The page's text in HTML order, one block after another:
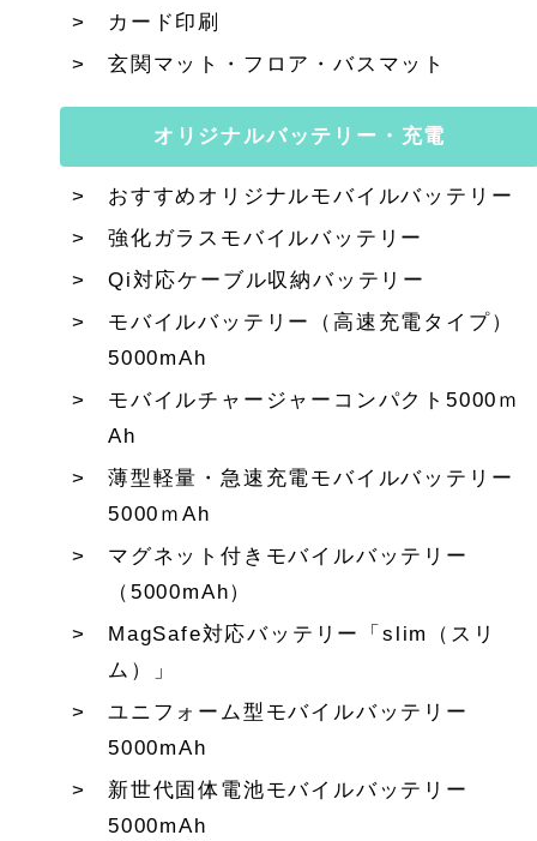
カード印刷
玄関マット・フロア・バスマット
オリジナルバッテリー・充電
おすすめオリジナルモバイルバッテリー
強化ガラスモバイルバッテリー
Qi対応ケーブル収納バッテリー
モバイルバッテリー（高速充電タイプ）
5000mAh
モバイルチャージャーコンパクト5000ｍ
Ah
薄型軽量・急速充電モバイルバッテリー
5000ｍAh
マグネット付きモバイルバッテリー
（5000mAh）
MagSafe対応バッテリー「slim（スリ
ム）」
ユニフォーム型モバイルバッテリー
5000mAh
新世代固体電池モバイルバッテリー
5000mAh